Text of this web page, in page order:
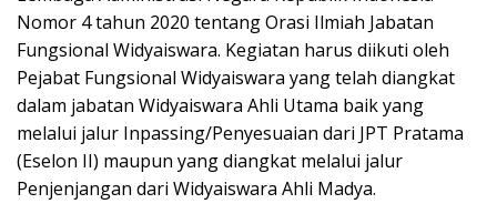
Nomor 4 tahun 2020 tentang Orasi Ilmiah Jabatan
Fungsional Widyaiswara. Kegiatan harus diikuti oleh
Pejabat Fungsional Widyaiswara yang telah diangkat
dalam jabatan Widyaiswara Ahli Utama baik yang
melalui jalur Inpassing/Penyesuaian dari JPT Pratama
(Eselon II) maupun yang diangkat melalui jalur
Penjenjangan dari Widyaiswara Ahli Madya.